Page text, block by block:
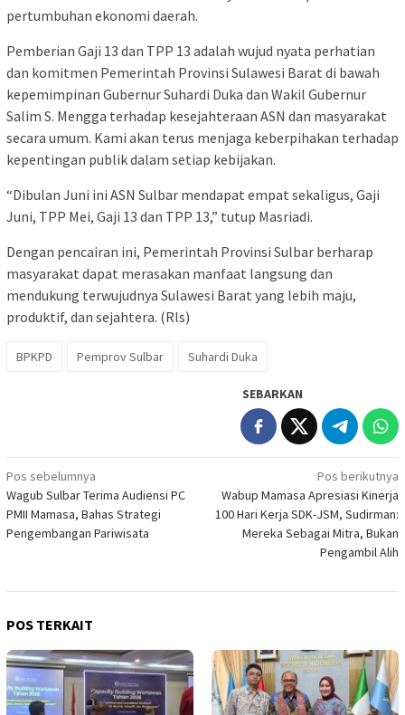
pertumbuhan ekonomi daerah.
Pemberian Gaji 13 dan TPP 13 adalah wujud nyata perhatian
dan komitmen Pemerintah Provinsi Sulawesi Barat di bawah
kepemimpinan Gubernur Suhardi Duka dan Wakil Gubernur
Salim S. Mengga terhadap kesejahteraan ASN dan masyarakat
secara umum. Kami akan terus menjaga keberpihakan terhadap
kepentingan publik dalam setiap kebijakan.
“Dibulan Juni ini ASN Sulbar mendapat empat sekaligus, Gaji
Juni, TPP Mei, Gaji 13 dan TPP 13,” tutup Masriadi.
Dengan pencairan ini, Pemerintah Provinsi Sulbar berharap
masyarakat dapat merasakan manfaat langsung dan
mendukung terwujudnya Sulawesi Barat yang lebih maju,
produktif, dan sejahtera. (Rls)
BPKPD Pemprov Sulbar Suhardi Duka
SEBARKAN
Navigasi
pos
Pos sebelumnya
Wagub Sulbar Terima Audiensi PC
PMII Mamasa, Bahas Strategi
Pengembangan Pariwisata
Pos berikutnya
Wabup Mamasa Apresiasi Kinerja
100 Hari Kerja SDK-JSM, Sudirman:
Mereka Sebagai Mitra, Bukan
Pengambil Alih
POS TERKAIT